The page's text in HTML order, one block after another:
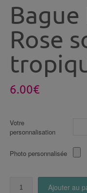
Bague
Rose
6.00€
Votre
personnalisation
Photo personnalisée
Ajouter au